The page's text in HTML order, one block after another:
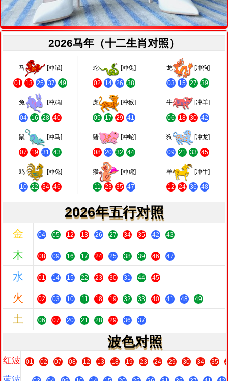
2026马年（十二生肖对照）
马 [冲鼠]
01 13 25 37 49
蛇 [冲兔]
02 14 26 38
龙 [冲狗]
03 15 27 39
兔 [冲鸡]
04 16 28 40
虎 [冲猴]
05 17 29 41
牛 [冲羊]
06 18 30 42
鼠 [冲马]
07 19 31 43
猪 [冲蛇]
08 20 32 44
狗 [冲龙]
09 21 33 45
鸡 [冲兔]
10 22 34 46
猴 [冲虎]
11 23 35 47
羊 [冲牛]
12 24 36 48
2026年五行对照
金 04 05 12 13 26 27 34 35 42 43
木 08 09 16 17 24 25 38 39 46 47
水 01 14 15 22 23 30 31 44 45
火 02 03 10 11 18 19 32 33 40 41 48 49
土 06 07 20 21 28 29 36 37
波色对照
红波 01 02 07 08 12 13 18 19 23 24 29 30 34 35